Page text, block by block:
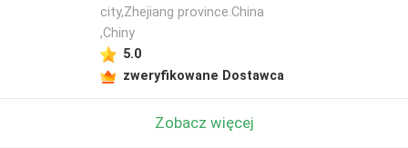
city,Zhejiang province.China
,Chiny
5.0
zweryfikowane Dostawca
Zobacz więcej